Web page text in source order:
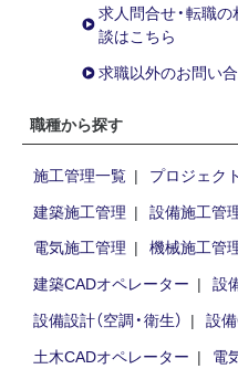
求人問合せ・転職の
談はこちら
求職以外のお問い
職種から探す
施工管理一覧
プロジェク
建築施工管理
設備施工管理
電気施工管理
機械施工管
建築CADオペレーター
設
設備設計（空調・衛生）
設
土木CADオペレーター
電